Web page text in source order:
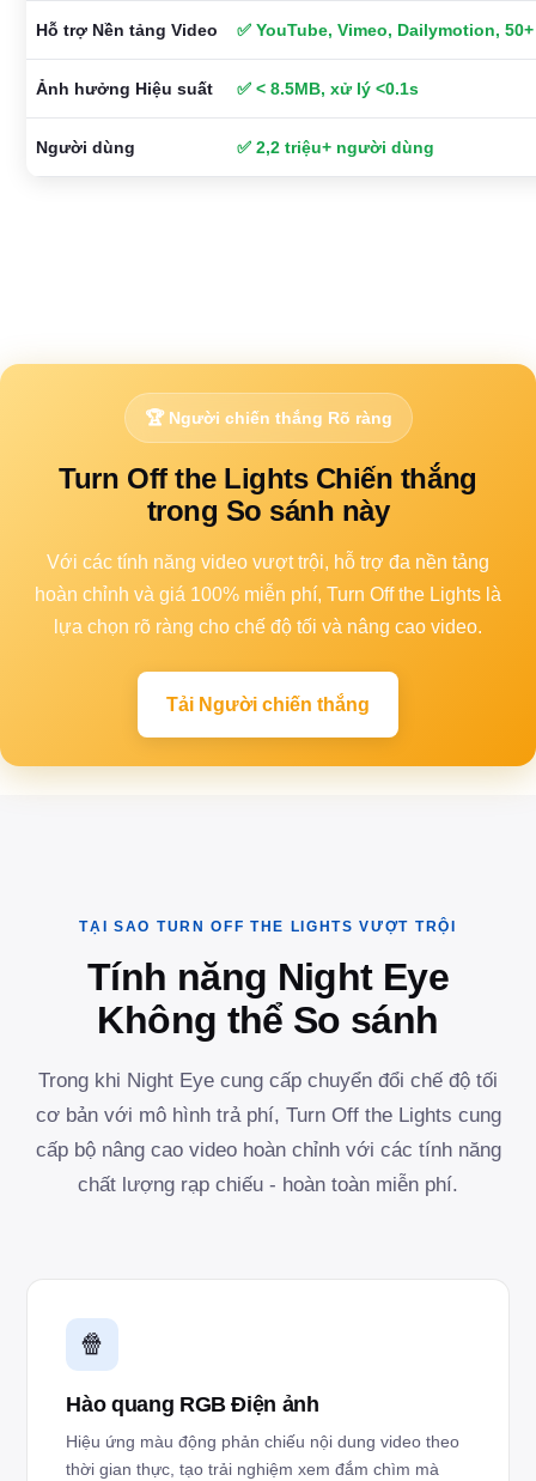
Hỗ trợ Nền tảng Video ✅ YouTube, Vimeo, Dailymotion, 50+
Ảnh hưởng Hiệu suất ✅ < 8.5MB, xử lý <0.1s
Người dùng ✅ 2,2 triệu+ người dùng
🏆 Người chiến thắng Rõ ràng
Turn Off the Lights Chiến thắng
trong So sánh này
Với các tính năng video vượt trội, hỗ trợ đa nền tảng
hoàn chỉnh và giá 100% miễn phí, Turn Off the Lights là
lựa chọn rõ ràng cho chế độ tối và nâng cao video.
Tải Người chiến thắng
TẠI SAO TURN OFF THE LIGHTS VƯỢT TRỘI
Tính năng Night Eye
Không thể So sánh
Trong khi Night Eye cung cấp chuyển đổi chế độ tối
cơ bản với mô hình trả phí, Turn Off the Lights cung
cấp bộ nâng cao video hoàn chỉnh với các tính năng
chất lượng rạp chiếu - hoàn toàn miễn phí.
🍿
Hào quang RGB Điện ảnh
Hiệu ứng màu động phản chiếu nội dung video theo
thời gian thực, tạo trải nghiệm xem đắm chìm mà